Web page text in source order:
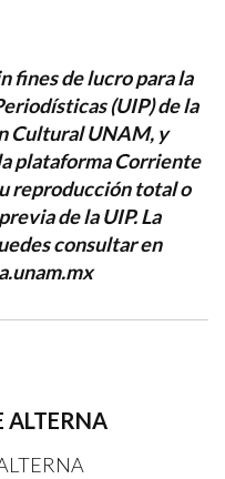
fines de lucro para la
(UIP) de la
Cultural UNAM, y
plataforma Corriente
reproducción total o
de la UIP. La
consultar en
ALTERNA